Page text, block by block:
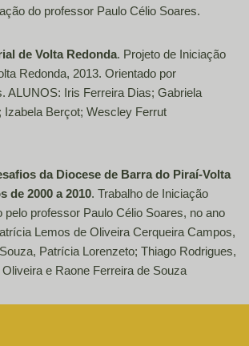
do professor Paulo Célio Soares.
de Volta Redonda. Projeto de Iniciação
Redonda, 2013. Orientado por
ALUNOS: Iris Ferreira Dias; Gabriela
Izabela Berçot; Wescley Ferrut
da Diocese de Barra do Piraí-Volta
de 2000 a 2010. Trabalho de Iniciação
pelo professor Paulo Célio Soares, no ano
Lemos de Oliveira Cerqueira Campos,
Patrícia Lorenzeto; Thiago Rodrigues,
e Raone Ferreira de Souza